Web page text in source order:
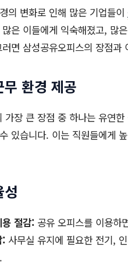
의 변화로 인해 많은 기업들이
은 이들에게 익숙해졌고, 많
면 삼성공유오피스의 장점
환경 제공
가장 큰 장점 중 하나는 유연
있습니다. 이는 직원들에게
절감: 공유 오피스를 이용하
: 사무실 유지에 필요한 전기,